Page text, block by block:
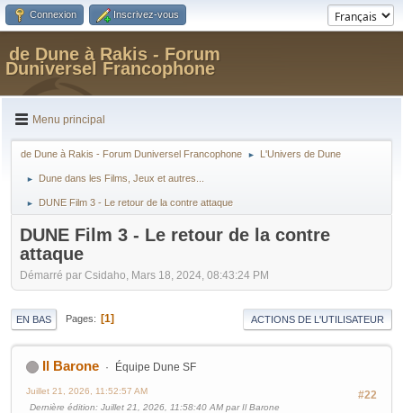
Connexion Inscrivez-vous
de Dune à Rakis - Forum
Duniversel Francophone
Menu principal
de Dune à Rakis - Forum Duniversel Francophone ► L'Univers de Dune
► Dune dans les Films, Jeux et autres...
► DUNE Film 3 - Le retour de la contre attaque
DUNE Film 3 - Le retour de la contre
attaque
Démarré par Csidaho, Mars 18, 2024, 08:43:24 PM
EN BAS Pages 1 ACTIONS DE L'UTILISATEUR
Il Barone Équipe Dune SF
#22
Juillet 21, 2026, 11:52:57 AM
Dernière édition: Juillet 21, 2026, 11:58:40 AM par Il Barone